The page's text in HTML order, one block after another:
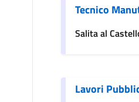
Tecnico
Salita al
Lavori